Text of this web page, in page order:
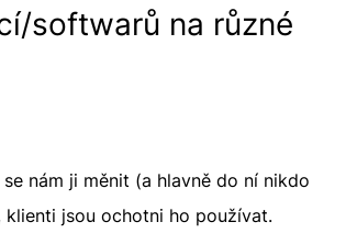
softwarů na různé
nám ji měnit (a hlavně do ní nikdo
klienti jsou ochotni ho používat.